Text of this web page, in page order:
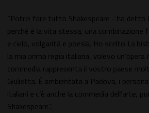
“Potrei fare tutto Shakespeare - ha detto
perché è la vita stessa, una combinazione
e cielo, volgarità e poesia. Ho scelto La
la mia prima regia italiana, volevo un’opera
commedia rappresenta il vostro paese
Giulietta. È ambientata a Padova, i
italiani e c’è anche la commedia dell’arte,
Shakespeare.”.